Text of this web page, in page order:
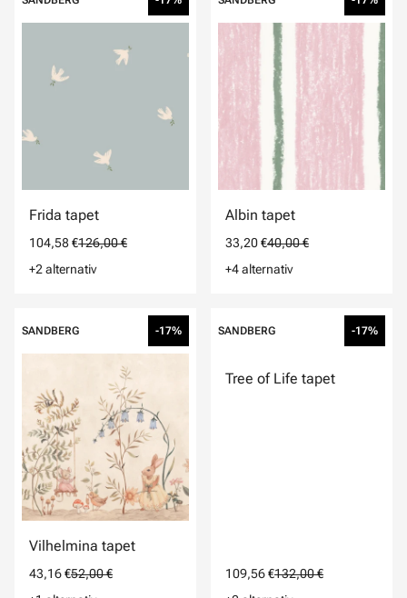
Frida tapet
104,58 €126,00 €
+2 alternativ
Albin tapet
33,20 €40,00 €
+4 alternativ
SANDBERG -17%
Vilhelmina tapet
43,16 €52,00 €
SANDBERG -17%
Tree of Life tapet
109,56 €132,00 €